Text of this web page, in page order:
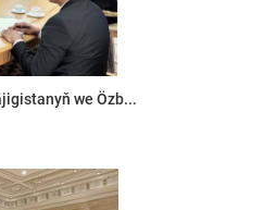
we Özb...